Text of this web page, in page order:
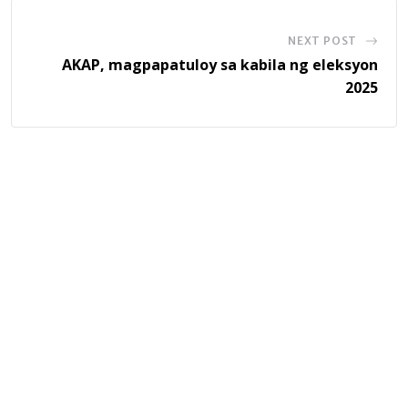
NEXT POST
AKAP, magpapatuloy sa kabila ng eleksyon
2025